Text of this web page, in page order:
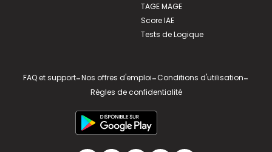
TAGE MAGE
Score IAE
Tests de Logique
FAQ et support-Nos offres d'emploi-Conditions d'utilisation-
Règles de confidentialité